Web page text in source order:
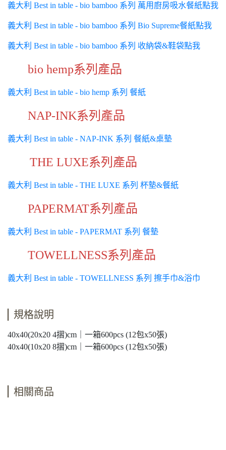
義大利 Best in table - bio bamboo 系列 萬用廚房吸水餐紙點我
義大利 Best in table - bio bamboo 系列 Bio Supreme餐紙點我
義大利 Best in table - bio bamboo 系列 收納袋&鞋袋點我
bio hemp系列產品
義大利 Best in table - bio hemp 系列 餐紙
NAP-INK系列產品
義大利 Best in table - NAP-INK 系列 餐紙&桌墊
THE LUXE系列產品
義大利 Best in table - THE LUXE 系列 杯墊&餐紙
PAPERMAT系列產品
義大利 Best in table - PAPERMAT 系列 餐墊
TOWELLNESS系列產品
義大利 Best in table - TOWELLNESS 系列 擦手巾&浴巾
規格說明
40x40(20x20 4摺)cm｜一箱600pcs (12包x50張)
40x40(10x20 8摺)cm｜一箱600pcs (12包x50張)
相關商品